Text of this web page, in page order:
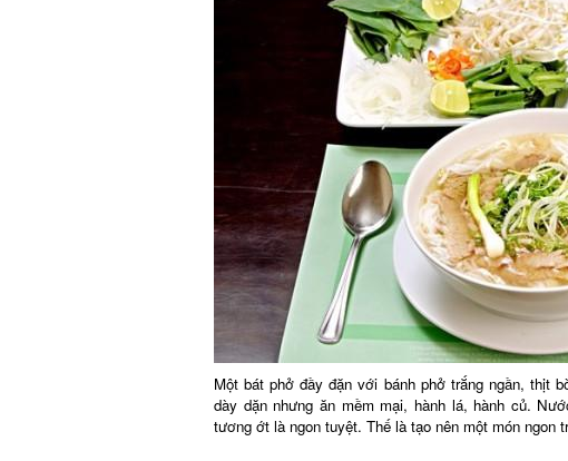
Một bát phở đầy đặn với bánh phở trắng ngần, thịt
dày dặn nhưng ăn mềm mại, hành lá, hành củ.
tương ớt là ngon tuyệt. Thế là tạo nên một món ngon